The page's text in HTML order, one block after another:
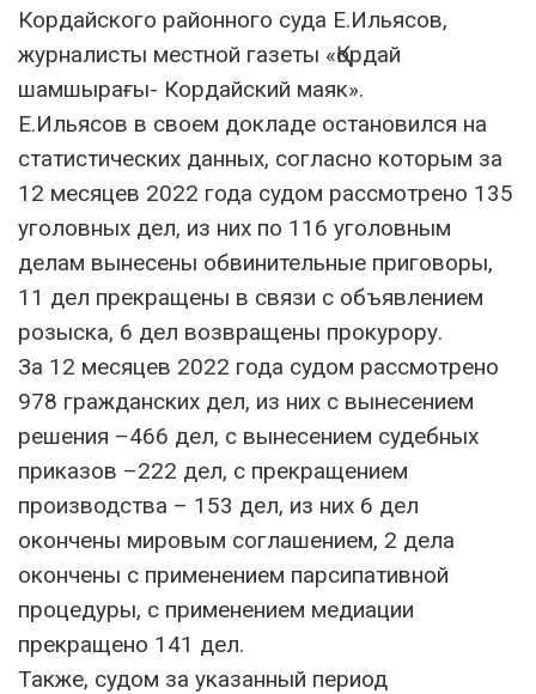
Кордайского районного суда Е.Ильясов,
журналисты местной газеты «Қордай
шамшырағы- Кордайский маяк».
Е.Ильясов в своем докладе остановился на
статистических данных, согласно которым за
12 месяцев 2022 года судом рассмотрено 135
уголовных дел, из них по 116 уголовным
делам вынесены обвинительные приговоры,
11 дел прекращены в связи с объявлением
розыска, 6 дел возвращены прокурору.
За 12 месяцев 2022 года судом рассмотрено
978 гражданских дел, из них с вынесением
решения –466 дел, с вынесением судебных
приказов –222 дел, с прекращением
производства – 153 дел, из них 6 дел
окончены мировым соглашением, 2 дела
окончены с применением парсипативной
процедуры, с применением медиации
прекращено 141 дел.
Также, судом за указанный период